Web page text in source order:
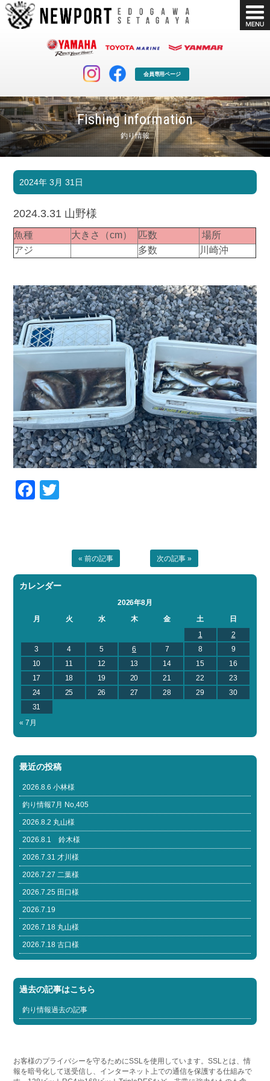
会員専用ページ
Fishing information
釣り情報
マリンクラブ
マリンライフを堪能したい！
ボート販売
ボート免許
長年の実績と信頼！
店舗情報
Shop Info.
公式ブログ
Blog
お問い合わせ
Contact us
会社概要
Company
採用情報
Recruit
リンク集
Link
2024年 3月 31日
2024.3.31 山野様
魚種 大きさ（cm） 匹数
場所
アジ
多数 川崎沖
Facebook
« 前の記事 次の記事 »
カレンダー
2026年8月
月
火 水 木 金 土
日
1
2
3
4 5 6 7 8
9
10
11 12 13 14 15
16
17
18 19 20 21 22
23
24
25 26 27 28 29
30
31
« 7月
最近の投稿
2026.8.6 小林様
釣り情報7月 No,405
2026.8.2 丸山様
2026.8.1 鈴木様
2026.7.31 才川様
2026.7.27 二葉様
2026.7.25 田口様
2026.7.19
2026.7.18 丸山様
2026.7.18 古口様
過去の記事はこちら
釣り情報過去の記事
お客様のプライバシーを守るためにSSLを使用しています。SSLとは、情
報を暗号化して送受信し、インターネット上での通信を保護する仕組みで